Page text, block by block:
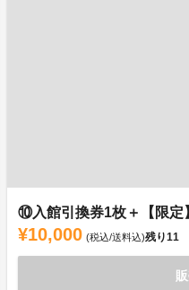
⑩入館引換券1枚＋【限定
¥10,000 (税込/送料込)残り11